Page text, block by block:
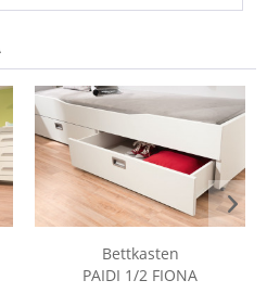
Bettkasten
PAIDI 1/2 FIONA